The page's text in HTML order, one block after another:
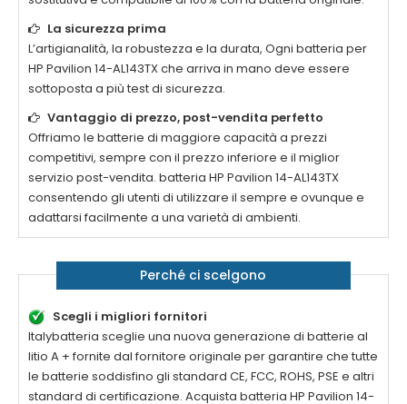
La sicurezza prima
L’artigianalità, la robustezza e la durata, Ogni batteria per
HP Pavilion 14-AL143TXche arriva in mano deve essere
sottoposta a più test di sicurezza.
Vantaggio di prezzo, post-vendita perfetto
Offriamo le batterie di maggiore capacità a prezzi
competitivi, sempre con il prezzo inferiore e il miglior
servizio post-vendita. batteria HP Pavilion 14-AL143TX
consentendo gli utenti di utilizzare il sempre e ovunque e
adattarsi facilmente a una varietà di ambienti.
Perché ci scelgono
Scegli i migliori fornitori
Italybatteria sceglie una nuova generazione di batterie al
litio A + fornite dal fornitore originale per garantire che tutte
le batterie soddisfino gli standard CE, FCC, ROHS, PSE e altri
standard di certificazione. Acquista batteria HP Pavilion 14-